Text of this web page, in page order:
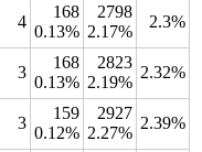
4
168
0.13%
2798
2.17%
2.3%
3
168
0.13%
2823
2.19%
2.32%
3
159
0.12%
2927
2.27%
2.39%